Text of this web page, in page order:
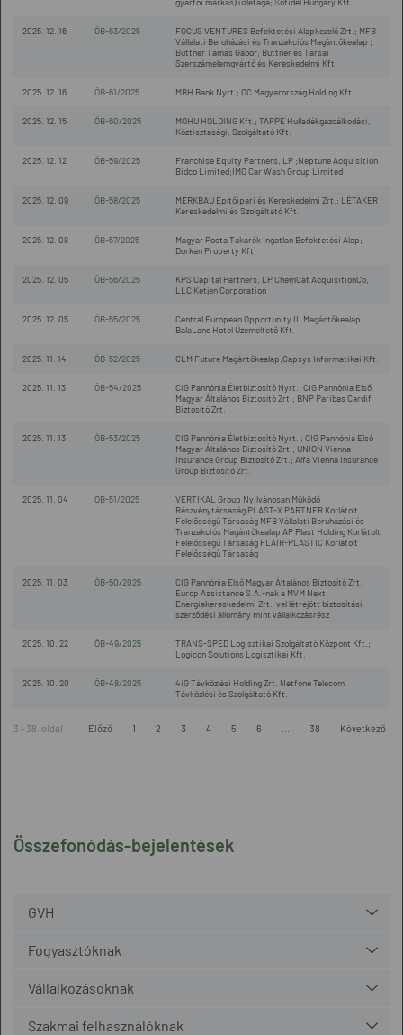
Összefonódás-bejelentések
GVH
Fogyasztóknak
Vállalkozásoknak
Szakmai felhasználóknak
2025. 12. 16 ÖB-63/2025
FOCUS VENTURES Befektetési Alapkezelő Zrt.; MFB
Vállalati Beruházási és Tranzakciós Magántőkealap ;
Büttner Tamás Gábor; Büttner és Társai
Szerszámelemgyártó és Kereskedelmi Kft.
2025. 12. 16 ÖB-61/2025 MBH Bank Nyrt.; OC Magyarország Holding Kft.
2025. 12. 15 ÖB-60/2025
MOHU HOLDING Kft.; TAPPE Hulladékgazdálkodási,
Köztisztasági, Szolgáltató Kft.
2025. 12. 12 ÖB-59/2025
Franchise Equity Partners, LP ;Neptune Acquisition
Bidco Limited;IMO Car Wash Group Limited
2025. 12. 09 ÖB-58/2025
MERKBAU Építőipari és Kereskedelmi Zrt.; LÉTAKER
Kereskedelmi és Szolgáltató Kft.
2025. 12. 08 ÖB-57/2025
Magyar Posta Takarék Ingatlan Befektetési Alap;
Dorkan Property Kft.
2025. 12. 05 ÖB-56/2025
KPS Capital Partners, LP ChemCat AcquisitionCo,
LLC Ketjen Corporation
2025. 12. 05 ÖB-55/2025
Central European Opportunity II. Magántőkealap
BalaLand Hotel Üzemeltető Kft.
2025. 11. 14 ÖB-52/2025 CLM Future Magántőkealap;Capsys Informatikai Kft.
2025. 11. 13 ÖB-54/2025
CIG Pannónia Életbiztosító Nyrt.; CIG Pannónia Első
Magyar Általános Biztosító Zrt.; BNP Paribas Cardif
Biztosító Zrt.
2025. 11. 13 ÖB-53/2025
CIG Pannónia Életbiztosító Nyrt. ; CIG Pannónia Első
Magyar Általános Biztosító Zrt.; UNION Vienna
Insurance Group Biztosító Zrt.; Alfa Vienna Insurance
Group Biztosító Zrt.
2025. 11. 04 ÖB-51/2025
VERTIKAL Group Nyilvánosan Működő
Részvénytársaság PLAST-X PARTNER Korlátolt
Felelősségű Társaság MFB Vállalati Beruházási és
Tranzakciós Magántőkealap AP Plast Holding Korlátolt
Felelősségű Társaság FLAIR-PLASTIC Korlátolt
Felelősségű Társaság
2025. 11. 03 ÖB-50/2025
CIG Pannónia Első Magyar Általános Biztosító Zrt.
Europ Assistance S.A.-nak a MVM Next
Energiakereskedelmi Zrt.-vel létrejött biztosítási
szerződési állomány mint vállalkozásrész
2025. 10. 22 ÖB-49/2025
TRANS-SPED Logisztikai Szolgáltató Központ Kft.;
Logicon Solutions Logisztikai Kft.
2025. 10. 20 ÖB-48/2025
4iG Távközlési Holding Zrt. Netfone Telecom
Távközlési és Szolgáltató Kft.
3 - 38. oldal Előző 1 2 3 4 5 6 38 Következő